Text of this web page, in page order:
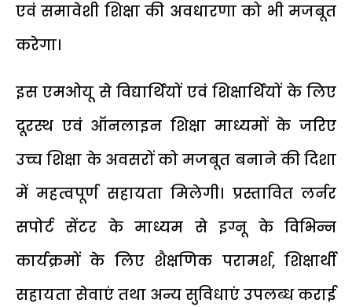
एवं समावेशी शिक्षा की अवधारणा को भी मजबूत
करेगा।
इस एमओयू से विद्यार्थियों एवं शिक्षार्थियों के लिए
दूरस्थ एवं ऑनलाइन शिक्षा माध्यमों के जरिए
उच्च शिक्षा के अवसरों को मजबूत बनाने की दिशा
में महत्वपूर्ण सहायता मिलेगी। प्रस्तावित लर्नर
सपोर्ट सेंटर के माध्यम से इग्नू के विभिन्न
कार्यक्रमों के लिए शैक्षणिक परामर्श, शिक्षार्थी
सहायता सेवाएं तथा अन्य सुविधाएं उपलब्ध कराई